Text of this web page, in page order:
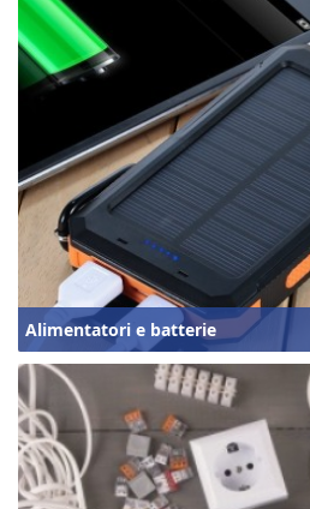
Alimentatori e batterie